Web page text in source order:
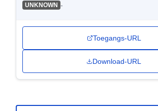
UNKNOWN -
Toegangs-URL
Download-URL